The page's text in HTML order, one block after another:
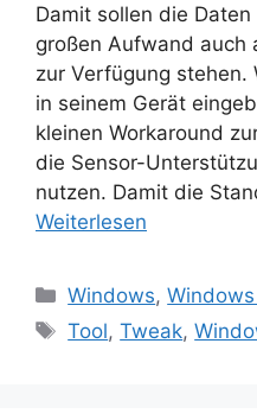
Damit sollen die
großen Aufwand auch
zur Verfügung stehen.
in seinem Gerät
kleinen Workaround
die Sensor-
nutzen. Damit die
Weiterlesen
Kategorien
Windows,
Schlagwörter
Tool,Tweak,